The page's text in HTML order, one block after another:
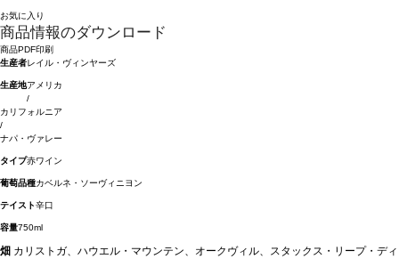
お気に入り
商品情報のダウンロード
商品PDF印刷
生産者レイル・ヴィンヤーズ
生産地アメリカ
/
カリフォルニア
/
ナパ・ヴァレー
タイプ赤ワイン
葡萄品種カベルネ・ソーヴィニヨン
テイスト辛口
容量750ml
畑 カリストガ、ハウエル・マウンテン、オークヴィル、スタックス・リープ・ディ